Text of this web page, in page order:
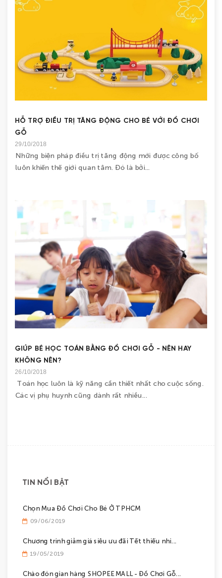
HỖ TRỢ ĐIỀU TRỊ TĂNG ĐỘNG CHO BÉ VỚI ĐỒ CHƠI
GỖ
29/10/2018
Những biện pháp điều trị tăng động mới được công bố
luôn khiến thế giới quan tâm. Đó là bởi...
GIÚP BÉ HỌC TOÁN BẰNG ĐỒ CHƠI GỖ - NÊN HAY
KHÔNG NÊN?
26/10/2018
Toán học luôn là kỹ năng cần thiết nhất cho cuộc sống.
Các vị phụ huynh cũng dành rất nhiều...
TIN NỔI BẬT
Chọn Mua Đồ Chơi Cho Bé Ở TPHCM
09/06/2019
Chương trinh giảm giá siêu ưu đãi Tết thiếu nhi...
19/05/2019
Chào đón gian hàng SHOPEE MALL - Đồ Chơi Gỗ...